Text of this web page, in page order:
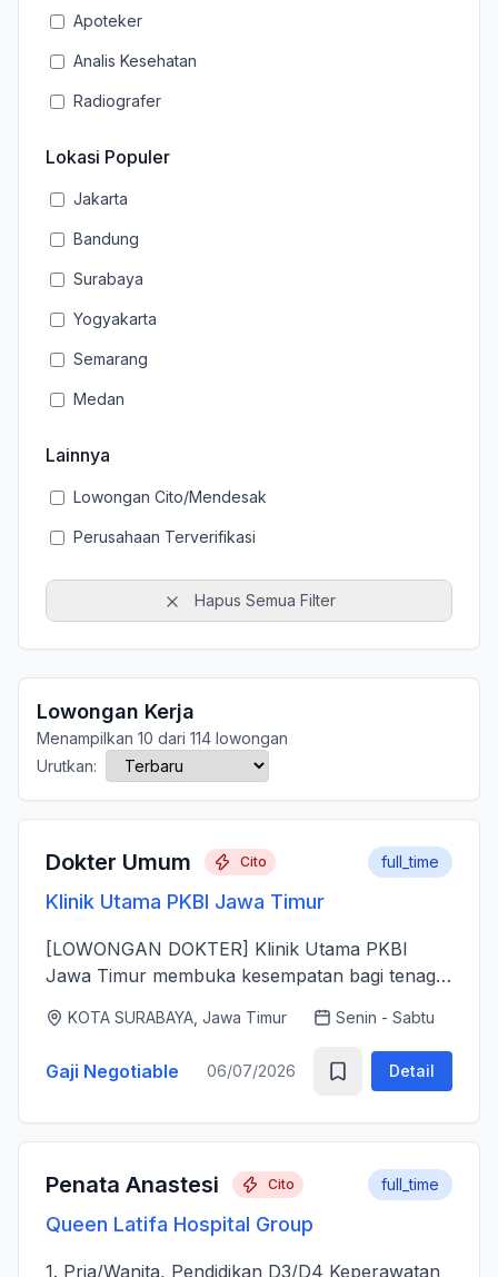
Apoteker
Analis Kesehatan
Radiografer
Lokasi Populer
Jakarta
Bandung
Surabaya
Yogyakarta
Semarang
Medan
Lainnya
Lowongan Cito/Mendesak
Perusahaan Terverifikasi
Hapus Semua Filter
Lowongan Kerja
Menampilkan 10 dari 114 lowongan
Urutkan:
Dokter Umum Cito
Klinik Utama PKBI Jawa Timur
full_time
[LOWONGAN DOKTER] Klinik Utama PKBI
Jawa Timur membuka kesempatan bagi tenaga
memberikan layanan kesehatan bagi
masyarakat. Kami mencari dokter yang memiliki
k...
KOTA SURABAYA, Jawa Timur Senin - Sabtu
Gaji Negotiable 06/07/2026 Detail
Penata Anastesi Cito
Queen Latifa Hospital Group
full_time
1. Pria/Wanita, Pendidikan D3/D4 Keperawatan